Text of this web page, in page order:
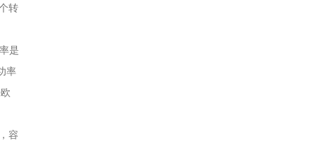
转
是
率
容